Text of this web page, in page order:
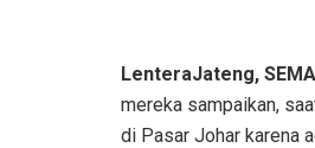
LenteraJateng,
mereka sampaikan,
di Pasar Johar karena